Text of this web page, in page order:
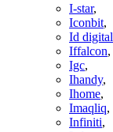
I-star,
Iconbit,
Id digital
Iffalcon,
Igc,
Ihandy,
Ihome,
Imaqliq,
Infiniti,